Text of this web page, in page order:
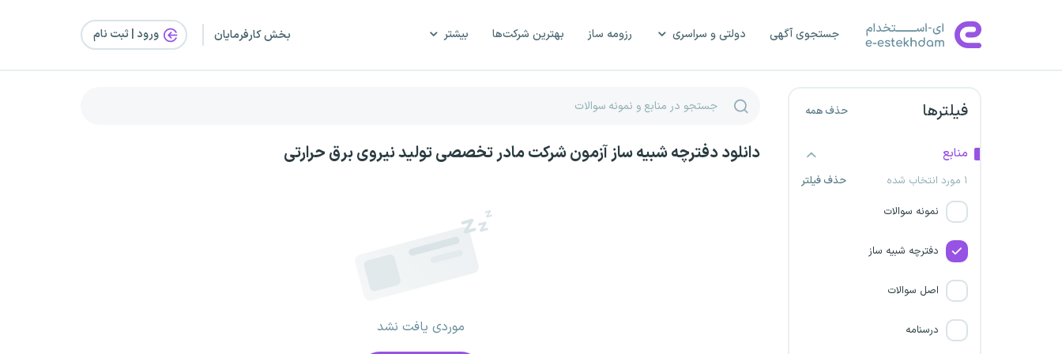
جستجوی آگهی دولتی و سراسری رزومه ساز بهترین شرکت‌ها بیشتر بخش کارفرمایان ورود | ثبت‌ نام
فیلترها حذف همه
منابع
۱ مورد انتخاب شده
حذف فیلتر
نمونه سوالات
دفترچه شبیه ساز
اصل سوالات
درسنامه
(فراخوان 7)
شرکت قند تربت حیدریه
کارگزاران گمرکی
شرکت برق استان مرکزی
شرکت کشاورزی سبزدشت فارس
استخدام سرایداری و نیروی
دانلود دفترچه شبیه ساز آزمون شرکت مادر تخصصی تولید نیروی برق حرارتی
موردی یافت نشد